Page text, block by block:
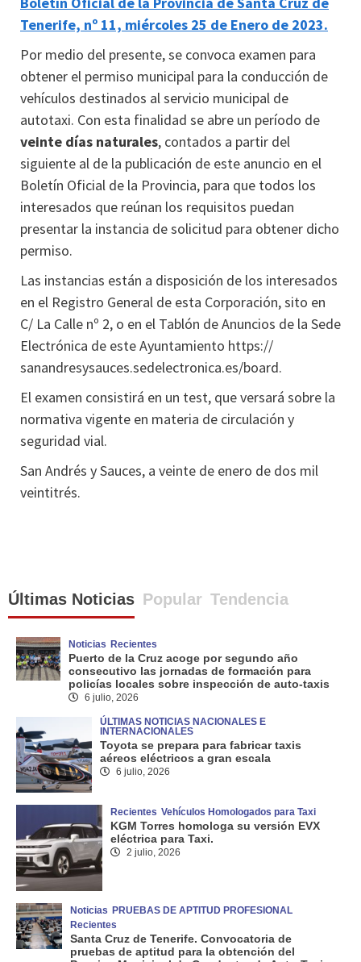
Tenerife, nº 11, miércoles 25 de Enero de 2023.
Por medio del presente, se convoca examen para
obtener el permiso municipal para la conducción de
vehículos destinados al servicio municipal de
autotaxi. Con esta finalidad se abre un período de
veinte días naturales, contados a partir del
siguiente al de la publicación de este anuncio en el
Boletín Oficial de la Provincia, para que todos los
interesados que reúnan los requisitos puedan
presentar la instancia de solicitud para obtener dicho
permiso.
Las instancias están a disposición de los interesados
en el Registro General de esta Corporación, sito en
C/ La Calle nº 2, o en el Tablón de Anuncios de la Sede
Electrónica de este Ayuntamiento https://
sanandresysauces.sedelectronica.es/board.
El examen consistirá en un test, que versará sobre la
normativa vigente en materia de circulación y
seguridad vial.
San Andrés y Sauces, a veinte de enero de dos mil
veintitrés.
Últimas Noticias Popular Tendencia
Noticias Recientes
Puerto de la Cruz acoge por segundo año
consecutivo las jornadas de formación para
policías locales sobre inspección de auto-taxis
6 julio, 2026
ÚLTIMAS NOTICIAS NACIONALES E
INTERNACIONALES
Toyota se prepara para fabricar taxis
aéreos eléctricos a gran escala
6 julio, 2026
Recientes Vehículos Homologados para Taxi
KGM Torres homologa su versión EVX
eléctrica para Taxi.
2 julio, 2026
Noticias PRUEBAS DE APTITUD PROFESIONAL
Recientes
Santa Cruz de Tenerife. Convocatoria de
pruebas de aptitud para la obtención del